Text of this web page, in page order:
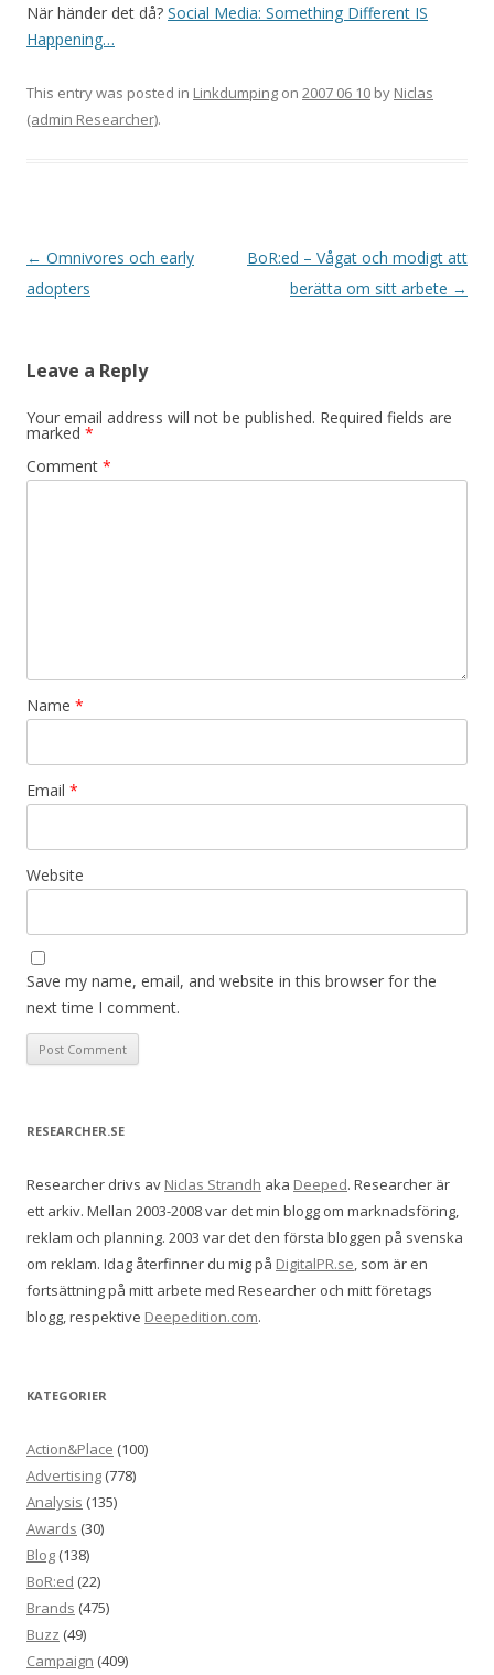
När händer det då? Social Media: Something Different IS
Happening…
This entry was posted in Linkdumping on 2007 06 10 by Niclas
(admin Researcher).
Post navigation
← Omnivores och early
adopters
BoR:ed – Vågat och modigt att
berätta om sitt arbete →
Leave a Reply
Your email address will not be published. Required fields are
marked *
Comment *
Name *
Email *
Website
Save my name, email, and website in this browser for the
next time I comment.
RESEARCHER.SE
Researcher drivs av Niclas Strandh aka Deeped. Researcher är
ett arkiv. Mellan 2003-2008 var det min blogg om marknadsföring,
reklam och planning. 2003 var det den första bloggen på svenska
om reklam. Idag återfinner du mig på DigitalPR.se, som är en
fortsättning på mitt arbete med Researcher och mitt företags
blogg, respektive Deepedition.com.
KATEGORIER
Action&Place (100)
Advertising (778)
Analysis (135)
Awards (30)
Blog (138)
BoR:ed (22)
Brands (475)
Buzz (49)
Campaign (409)